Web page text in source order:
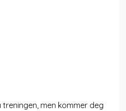
men kommer deg